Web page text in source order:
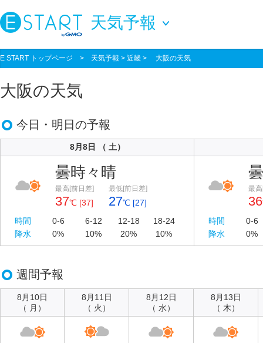
天気予報
E START トップページ > 天気予報 > 近畿 > 大阪の天気
大阪の天気
今日・明日の予報
8月8日 （ 土）
曇時々晴
最高[前日差]
37℃ [37]
最低[前日差]
27℃ [27]
最
36
時間
0-6 6-12 12-18
18-24
降水
0% 10% 20% 10%
時間
0-6
降水
0%
週間予報
8月10日
（ 月）
8月11日
（ 火）
8月12日
（ 水）
8月13日
（ 木）